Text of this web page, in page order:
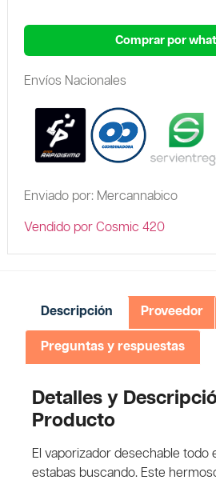
Comprar por
Envíos Nacionales
Enviado por: Mercannabico
Vendido por Cosmic 420
Descripción Proveedor
Preguntas y respuestas
Detalles y
Producto
El vaporizador desechable todo
estabas buscando. Este